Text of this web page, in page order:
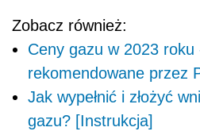
Zobacz również:
Ceny gazu w 2023
rekomendowane przez
Jak wypełnić i złożyć
gazu? [Instrukcja]